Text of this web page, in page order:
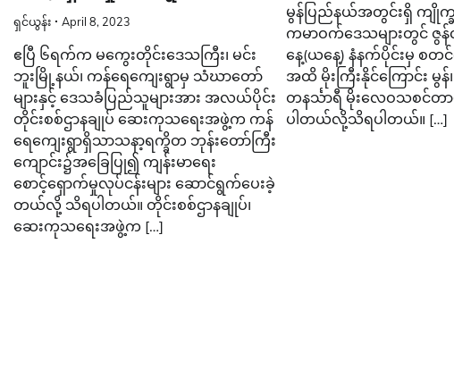
ရှင်ယွန်း April 8, 2023
ဧပြီ ၆ရက်က မကွေးတိုင်းဒေသကြီး၊ မင်း
ဘူးမြို့နယ်၊ ကန်ရေကျေးရွာမှ သံဃာတော်
များနှင့် ဒေသခံပြည်သူများအား အလယ်ပိုင်း
တိုင်းစစ်ဌာနချုပ် ဆေးကုသရေးအဖွဲ့က ကန်
ရေကျေးရွာရှိသာသနာ့ရက္ခိတ ဘုန်းတော်ကြီး
ကျောင်း၌အခြေပြု၍ ကျန်းမာရေး
စောင့်ရှောက်မှုလုပ်ငန်းများ ဆောင်ရွက်ပေးခဲ့
တယ်လို့ သိရပါတယ်။ တိုင်းစစ်ဌာနချုပ်၊
ဆေးကုသရေးအဖွဲ့က […]
မွန်ပြည်နယ်အတွင်းရှိ ကျိုက္ခ
ကမာဝက်ဒေသများတွင် ဇွ
နေ့(ယနေ့) နံနက်ပိုင်းမှ စတ
အထိ မိုးကြီးနိုင်ကြောင်း မွန်
တနင်္သာရီ မိုးလေဝသစင်တ
ပါတယ်လို့သိရပါတယ်။ […]